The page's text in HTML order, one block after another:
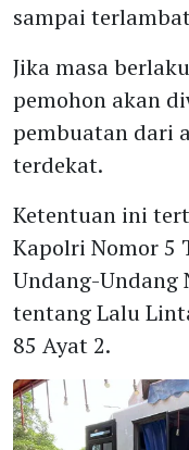
sampai
Jika masa
pemohon akan
pembuatan dari
terdekat.
Ketentuan ini
Kapolri Nomor 5
Undang-Undang
tentang Lalu
85 Ayat 2.